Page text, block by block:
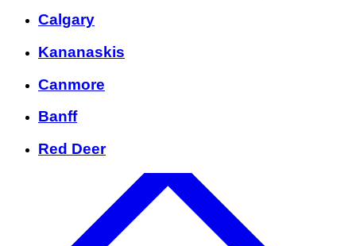
Calgary
Kananaskis
Canmore
Banff
Red Deer